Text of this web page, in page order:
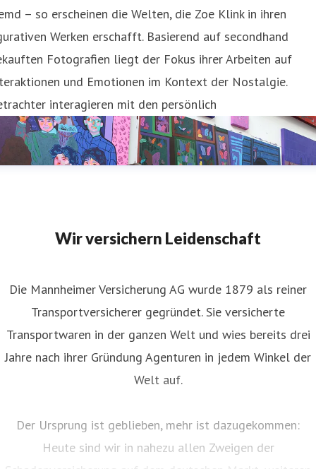
– so erscheinen die Welten, die Zoe Klink in ihren
Werken erschafft. Basierend auf secondhand
Fotografien liegt der Fokus ihrer Arbeiten auf
und Emotionen im Kontext der Nostalgie.
interagieren mit den persönlich
Wir versichern Leidenschaft
Die Mannheimer Versicherung AG wurde 1879 als reiner
Transportversicherer gegründet. Sie versicherte
Transportwaren in der ganzen Welt und wies bereits drei
Jahre nach ihrer Gründung Agenturen in jedem Winkel der
Welt auf.
Der Ursprung ist geblieben, mehr ist dazugekommen:
Heute sind wir in nahezu allen Zweigen der